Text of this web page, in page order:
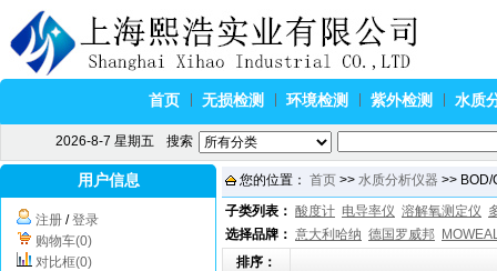
首页 无损检测 环境检测 紫外检测 水质
2026-8-7 星期五 搜索
用户信息
注册 /登录
购物车(0)
对比框(0)
您的位置： 首页 >> 水质分析仪器 >> BOD/
子类列表： 酸度计 电导率仪 溶解氧测定仪
选择品牌： 意大利哈纳 德国罗威邦
排序：